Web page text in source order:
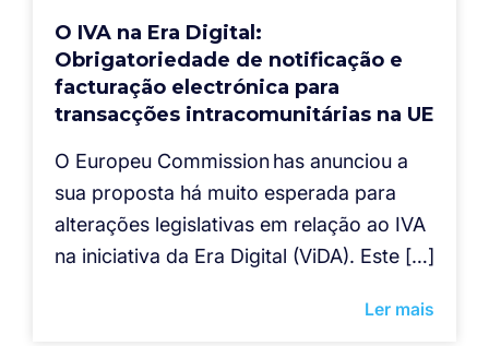
O IVA na Era Digital:
Obrigatoriedade de notificação e
facturação electrónica para
transacções intracomunitárias na UE
O Europeu Commission has anunciou a
sua proposta há muito esperada para
alterações legislativas em relação ao IVA
na iniciativa da Era Digital (ViDA). Este […]
Ler mais